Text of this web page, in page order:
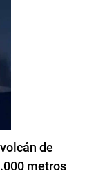
de
metros